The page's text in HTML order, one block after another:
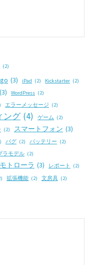
(2)
(3) iPad (2) Kickstarter (2)
(3) WordPress (2)
エラーメッセージ (2)
ング (4) ゲーム (2)
(2) スマートフォン (3)
バグ (2) バッテリー (2)
ラモデル (2)
モトローラ (3) レポート (2)
拡張機能 (2) 文房具 (2)